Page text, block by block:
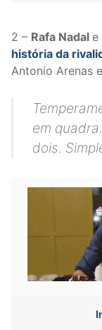
2 – Rafa Nadal e
história da
Antonio Arenas
em
dois.